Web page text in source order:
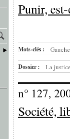
Punir,
Mots-clés : Gauche
Dossier : La
n° 127,
Société,